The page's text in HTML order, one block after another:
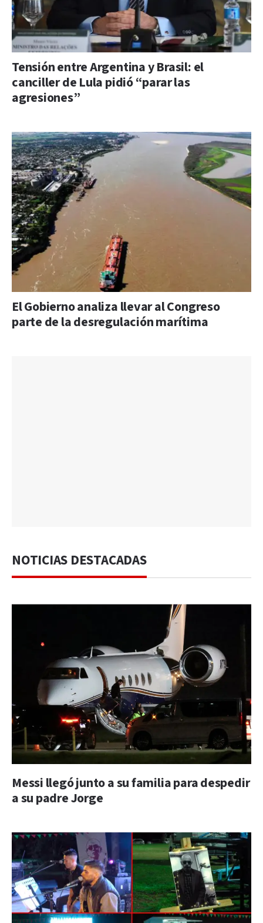
Tensión entre Argentina y Brasil: el
canciller de Lula pidió “parar las
agresiones”
El Gobierno analiza llevar al Congreso
parte de la desregulación marítima
NOTICIAS DESTACADAS
Messi llegó junto a su familia para despedir
a su padre Jorge